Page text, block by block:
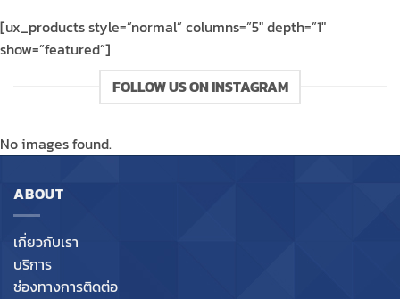
[ux_products style=”normal” columns=”5″ depth=”1″
show=”featured”]
FOLLOW US ON INSTAGRAM
No images found.
ABOUT
เกี่ยวกับเรา
บริการ
ช่องทางการติดต่อ